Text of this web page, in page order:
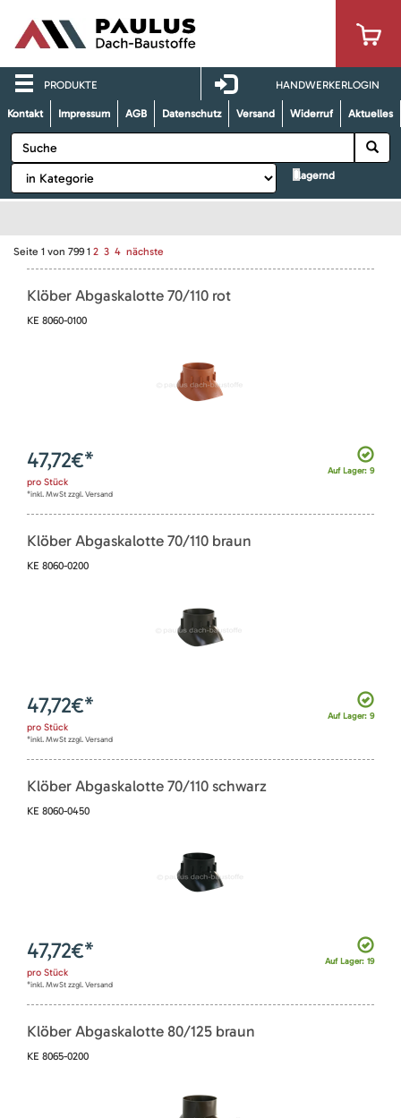
PRODUKTE HANDWERKERLOGIN
Kontakt Impressum AGB Datenschutz Versand Widerruf Aktuelles
lagernd
Seite 1 von 799 1 2 3 4 nächste
Klöber Abgaskalotte 70/110 rot
KE 8060-0100
Auf Lager: 9
47,72€*
pro Stück
*inkl. MwSt zzgl. Versand
Klöber Abgaskalotte 70/110 braun
KE 8060-0200
Auf Lager: 9
47,72€*
pro Stück
*inkl. MwSt zzgl. Versand
Klöber Abgaskalotte 70/110 schwarz
KE 8060-0450
Auf Lager: 19
47,72€*
pro Stück
*inkl. MwSt zzgl. Versand
Klöber Abgaskalotte 80/125 braun
KE 8065-0200